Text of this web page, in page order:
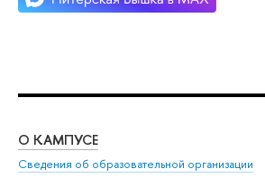
О КАМПУСЕ
Сведения об образовательной организации